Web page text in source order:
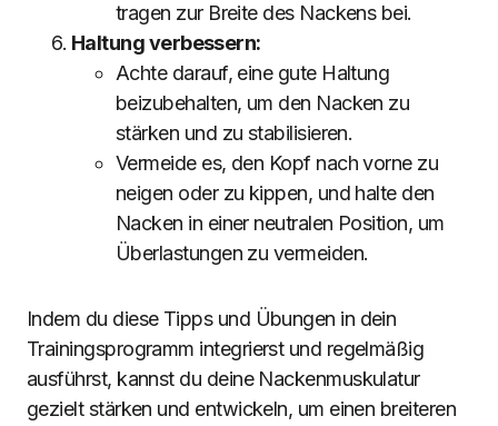
tragen zur Breite des Nackens bei.
Haltung verbessern:
Achte darauf, eine gute Haltung
beizubehalten, um den Nacken zu
stärken und zu stabilisieren.
Vermeide es, den Kopf nach vorne zu
neigen oder zu kippen, und halte den
Nacken in einer neutralen Position, um
Überlastungen zu vermeiden.
Indem du diese Tipps und Übungen in dein
Trainingsprogramm integrierst und regelmäßig
ausführst, kannst du deine Nackenmuskulatur
gezielt stärken und entwickeln, um einen breiteren